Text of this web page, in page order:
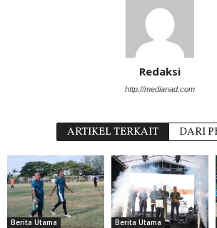
Redaksi
http://medianad.com
ARTIKEL TERKAIT DARI
Berita Utama Berita Utama